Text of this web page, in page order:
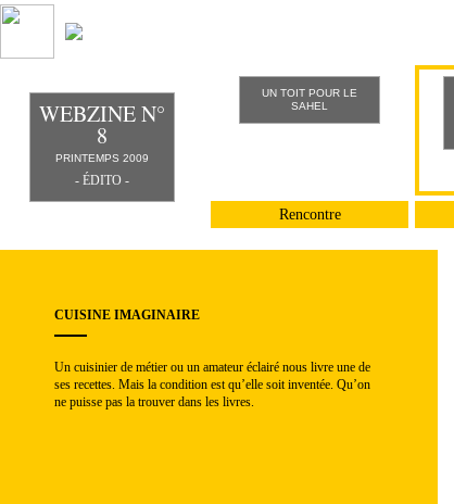
WEBZINE N°
8
PRINTEMPS 2009
UN TOIT POUR LE
SAHEL
Rencontre
CUISINE IMAGINAIRE
Un cuisinier de métier ou un amateur éclairé nous livre une de
ses recettes. Mais la condition est qu’elle soit inventée. Qu’on
ne puisse pas la trouver dans les livres.